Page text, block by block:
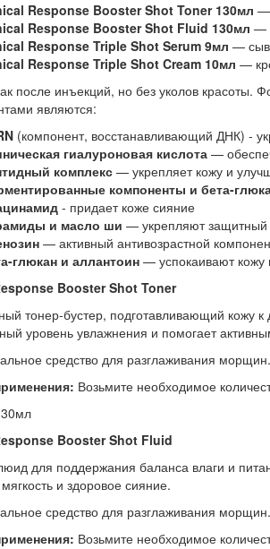
Response Booster Shot Toner 130мл —
Response Booster Shot Fluid 130мл —
Response Triple Shot Serum 9мл —
Response Triple Shot Cream 10мл —
после инъекций, но без уколов красоты.
являются:
(компонент, восстанавливающий ДНК) -
гиалуроновая кислота —
комплекс— укрепляет кожу и
компоненты и бета-
- придает коже сияние
и масло ши — укрепляют защитный
— активный антивозрастной
глюкан и аллантоин — успокаивают кожу
Booster Shot Toner
тонер-бустер, подготавливающий кожу
уровень увлажнения и помогает
средство для разглаживания морщин.
Возьмите необходимое
Booster Shot Fluid
для поддержания баланса влаги и
и здоровое сияние.
средство для разглаживания морщин.
Возьмите необходимое